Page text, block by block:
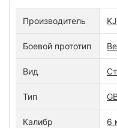
Производитель
Боевой прототип
Вид
Тип
Калибр 6